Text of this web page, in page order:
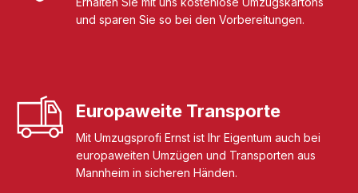
und sparen Sie so bei den Vorbereitungen.
Europaweite Transporte
Mit Umzugsprofi Ernst ist Ihr Eigentum auch bei
europaweiten Umzügen und Transporten aus
Mannheim in sicheren Händen.